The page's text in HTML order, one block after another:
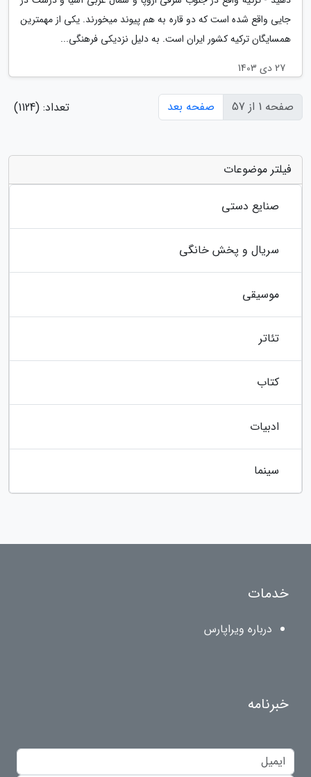
جایی واقع شده است که دو قاره به هم پیوند می­خورند. یکی از مهمترین
همسایگان ترکیه کشور ایران است. به دلیل نزدیکی فرهنگی...
27 دی 1403
صفحه 1 از 57 صفحه بعد تعداد: (1124)
فیلتر موضوعات
صنایع دستی
سریال و پخش خانگی
موسیقی
تئاتر
کتاب
ادبیات
سینما
خدمات
درباره ویراپارس
خبرنامه